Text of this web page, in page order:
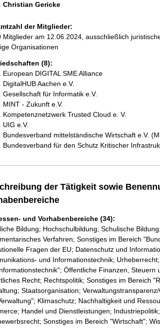
Christian Gericke
der Mitglieder:
Mitglieder am 12.06.2024, ausschließlich
Organisationen
(8):
European DIGITAL SME Alliance
DigitalHUB Aachen e.V.
Gesellschaft für Informatik e.V.
MINT - Zukunft e.V.
Kompetenznetzwerk Trusted Cloud e. V.
UIG e.V.
Bundesverband mittelständische Wirtschaft e.V.
Bundesverband für den Schutz Kritischer
der Tätigkeit sowie
und Vorhabenbereiche (34):
Bildung; Hochschulbildung; Schulische
Verfahren; Sonstiges im Bereich
Fragen der EU; Datenschutz und
und Informationstechnik;
Öffentliche Finanzen, Steuern
Recht; Rechtspolitik; Sonstiges im Bereich
Staatsorganisation;
Klimaschutz; Nachhaltigkeit und
Handel und Dienstleistungen;
Sonstiges im Bereich "Wirtschaft";